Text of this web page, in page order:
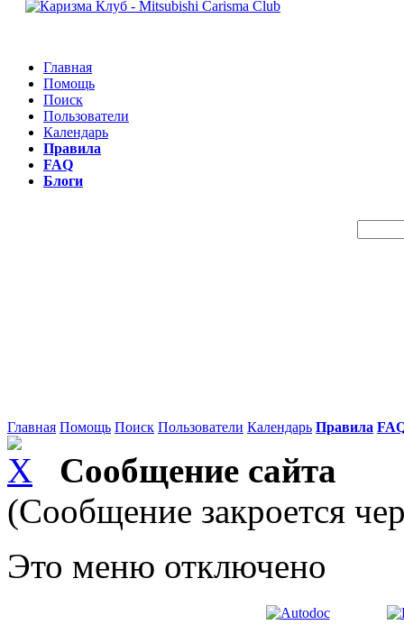
Главная
Помощь
Поиск
Пользователи
Календарь
Правила
FAQ
Блоги
Главная Помощь Поиск Пользователи Календарь Правила
Сообщение сайта
(Сообщение закроется
Это меню отключено